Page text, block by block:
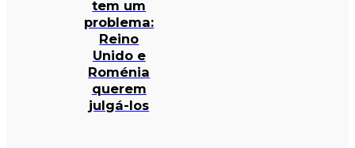
tem um
problema:
Reino
Unido e
Roménia
querem
julgá-los